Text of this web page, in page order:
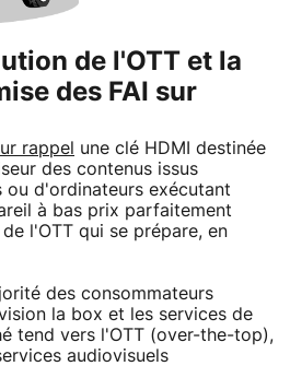
de l'OTT et la
des FAI sur
rappel
une clé HDMI destinée
des contenus issus
d'ordinateurs exécutant
à bas prix parfaitement
l'OTT qui se prépare, en
des consommateurs
la box et les services de
tend vers l'OTT (over-the-top),
audiovisuels